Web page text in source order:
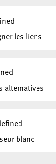
Voyage
les liens
alternatives
blanc